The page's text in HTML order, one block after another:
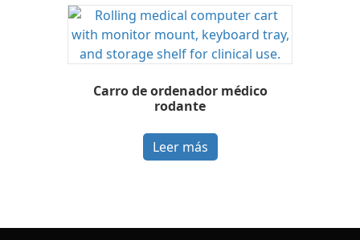
Carro de ordenador médico
rodante
Leer más